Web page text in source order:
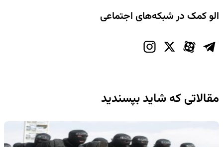
الو کمک در شبکه‌های اجتماعی
مقالاتی که شاید بپسندید